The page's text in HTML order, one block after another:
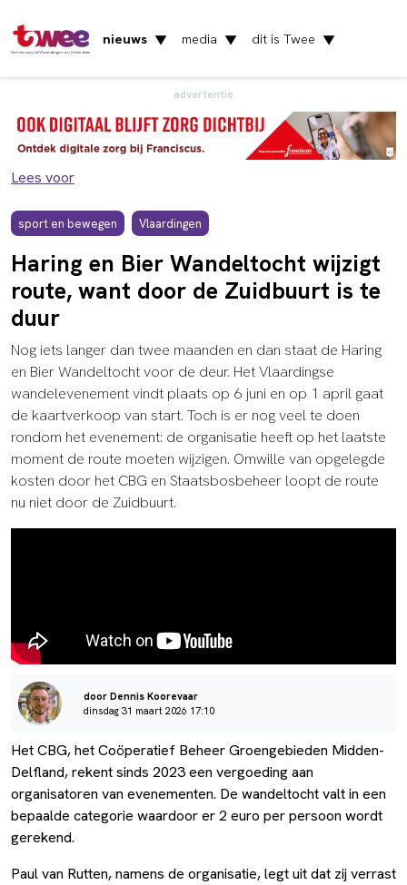
Het nieuws uit Vlaardingen en Schiedam
nieuws ▼ media ▼ dit is Twee ▼
advertentie
Lees voor
sport en bewegen Vlaardingen
Haring en Bier Wandeltocht wijzigt
route, want door de Zuidbuurt is te
duur
Nog iets langer dan twee maanden en dan staat de Haring
en Bier Wandeltocht voor de deur. Het Vlaardingse
wandelevenement vindt plaats op 6 juni en op 1 april gaat
de kaartverkoop van start. Toch is er nog veel te doen
rondom het evenement: de organisatie heeft op het laatste
moment de route moeten wijzigen. Omwille van opgelegde
kosten door het CBG en Staatsbosbeheer loopt de route
nu niet door de Zuidbuurt.
door Dennis Koorevaar
dinsdag 31 maart 2026 17:10
Het CBG, het Coöperatief Beheer Groengebieden Midden-
Delfland, rekent sinds 2023 een vergoeding aan
organisatoren van evenementen. De wandeltocht valt in een
bepaalde categorie waardoor er 2 euro per persoon wordt
gerekend.
Paul van Rutten, namens de organisatie, legt uit dat zij verrast